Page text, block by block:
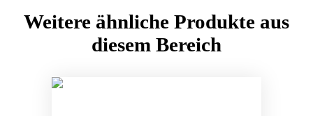
Weitere ähnliche Produkte aus
diesem Bereich